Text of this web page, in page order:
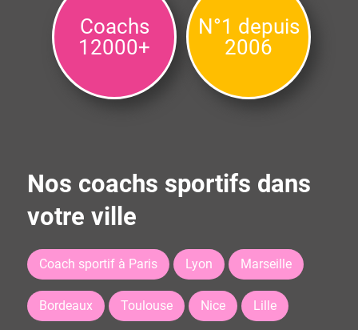
Coachs
12000+
N°1 depuis
2006
Nos coachs sportifs dans
votre ville
Coach sportif à Paris Lyon Marseille
Bordeaux Toulouse Nice Lille